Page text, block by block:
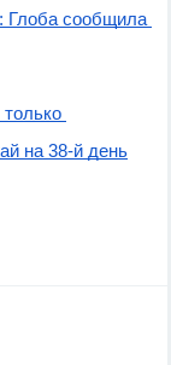
Глоба сообщила
только
на 38-й день